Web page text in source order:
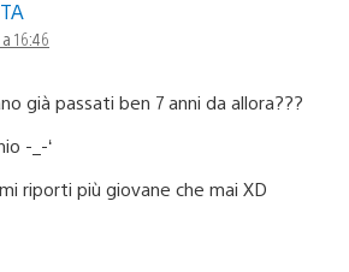
16:46
già passati ben 7 anni da allora???
-_-‘
riporti più giovane che mai XD